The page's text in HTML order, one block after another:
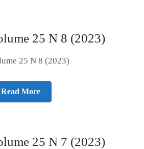
25 N 8 (2023)
25 N 8 (2023)
Read More
25 N 7 (2023)